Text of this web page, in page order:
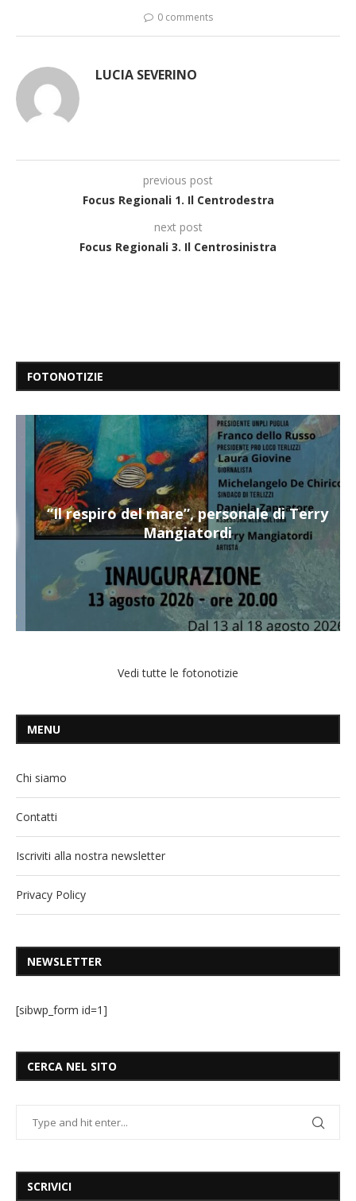
0 comments
LUCIA SEVERINO
previous post
Focus Regionali 1. Il Centrodestra
next post
Focus Regionali 3. Il Centrosinistra
FOTONOTIZIE
“Il respiro del mare”, personale di Terry
Mangiatordi
Vedi tutte le fotonotizie
MENU
Chi siamo
Contatti
Iscriviti alla nostra newsletter
Privacy Policy
NEWSLETTER
[sibwp_form id=1]
CERCA NEL SITO
SCRIVICI